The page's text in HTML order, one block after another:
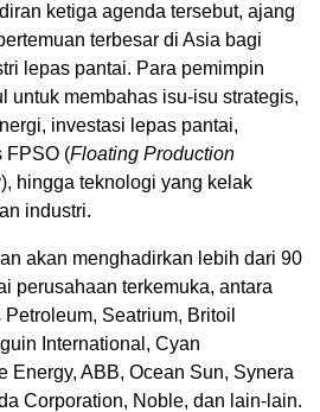
ketiga agenda tersebut, ajang
terbesar di Asia bagi
lepas pantai. Para pemimpin
untuk membahas isu-isu strategis,
investasi lepas pantai,
FPSO (Floating Production
), hingga teknologi yang kelak
industri.
akan menghadirkan lebih dari 90
perusahaan terkemuka, antara
Seatrium, Britoil
International, Cyan
Energy, ABB, Ocean Sun, Synera
Corporation, Noble, dan lain-lain.